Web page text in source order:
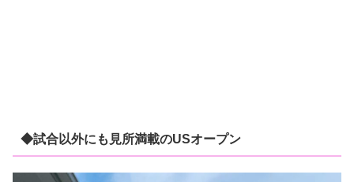
◆試合以外にも見所満載のUSオープン